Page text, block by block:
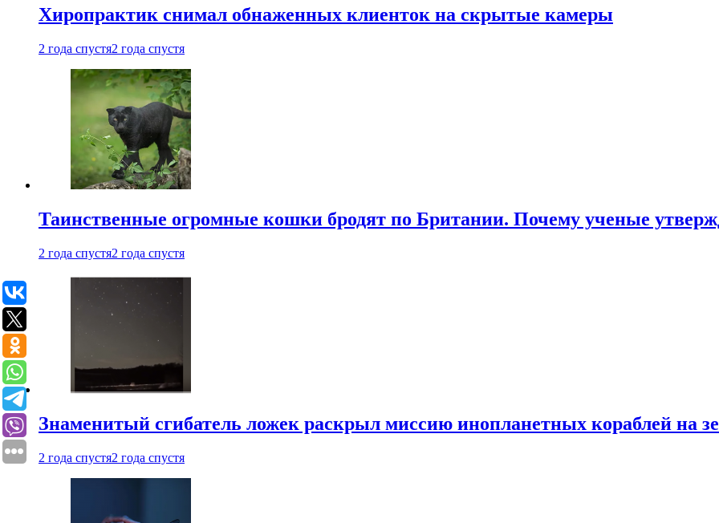
Хиропрактик снимал обнаженных клиенток на скрытые камеры
2 года спустя2 года спустя
Таинственные огромные кошки бродят по Британии. Почему ученые
2 года спустя2 года спустя
Знаменитый сгибатель ложек раскрыл миссию инопланетных кораблей на
2 года спустя2 года спустя